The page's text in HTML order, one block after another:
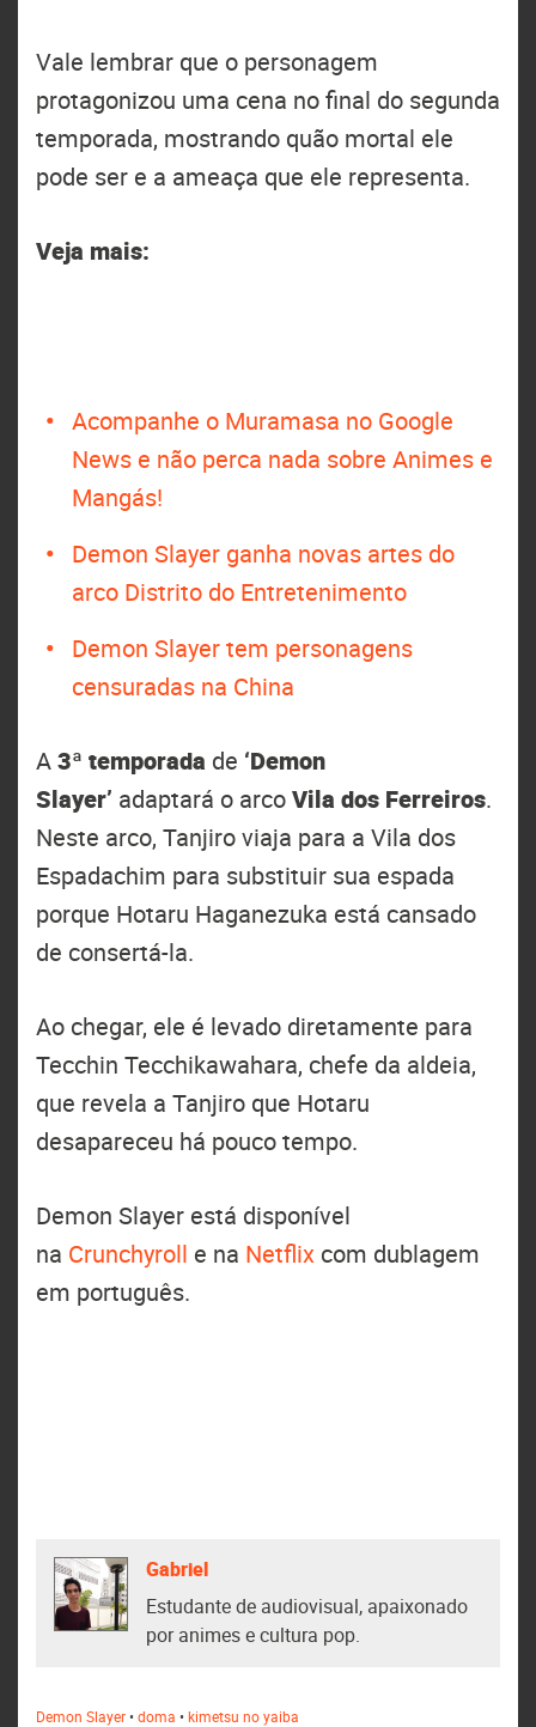
Vale lembrar que o personagem
protagonizou uma cena no final do segunda
temporada, mostrando quão mortal ele
pode ser e a ameaça que ele representa.
Veja mais:
Acompanhe o Muramasa no Google
News e não perca nada sobre Animes e
Mangás!
Demon Slayer ganha novas artes do
arco Distrito do Entretenimento
Demon Slayer tem personagens
censuradas na China
A3ª temporada de ‘Demon
Slayer’ adaptará o arcoVila dos Ferreiros.
Neste arco, Tanjiro viaja para a Vila dos
Espadachim para substituir sua espada
porque Hotaru Haganezuka está cansado
de consertá-la.
Ao chegar, ele é levado diretamente para
Tecchin Tecchikawahara, chefe da aldeia,
que revela a Tanjiro que Hotaru
desapareceu há pouco tempo.
Demon Slayer está disponível
na Crunchyroll e na Netflix com dublagem
em português.
Gabriel
Estudante de audiovisual, apaixonado
por animes e cultura pop.
Demon Slayer•doma •kimetsu no yaiba